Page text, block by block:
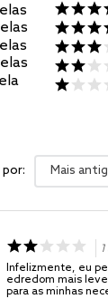
Mais
Infelizmente, eu
edredom mais
para as minhas